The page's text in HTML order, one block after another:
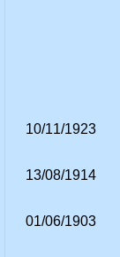
10/11/1923
13/08/1914
01/06/1903